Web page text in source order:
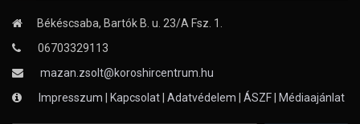
Békéscsaba, Bartók B. u. 23/A Fsz. 1.
06703329113
mazan.zsolt@koroshircentrum.hu
Impresszum
Kapcsolat Adatvédelem ÁSZF Médiaajánlat